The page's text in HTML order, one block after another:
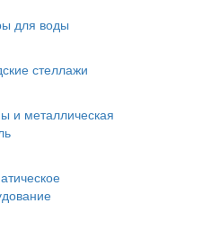
для воды
стеллажи
и металлическая